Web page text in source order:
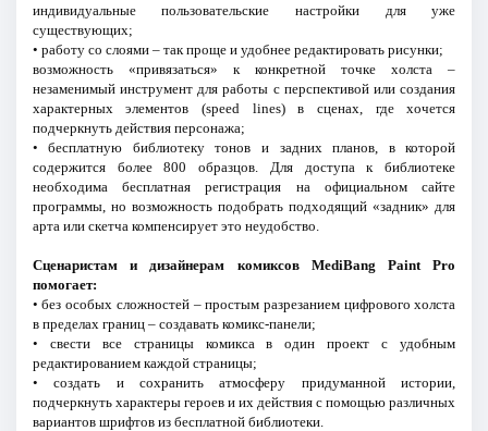
индивидуальные пользовательские настройки для уже
существующих;
• работу со слоями – так проще и удобнее редактировать рисунки;
возможность «привязаться» к конкретной точке холста –
незаменимый инструмент для работы с перспективой или создания
характерных элементов (speed lines) в сценах, где хочется
подчеркнуть действия персонажа;
• бесплатную библиотеку тонов и задних планов, в которой
содержится более 800 образцов. Для доступа к библиотеке
необходима бесплатная регистрация на официальном сайте
программы, но возможность подобрать подходящий «задник» для
арта или скетча компенсирует это неудобство.
Сценаристам и дизайнерам комиксов MediBang Paint Pro
помогает:
• без особых сложностей – простым разрезанием цифрового холста
в пределах границ – создавать комикс-панели;
• свести все страницы комикса в один проект с удобным
редактированием каждой страницы;
• создать и сохранить атмосферу придуманной истории,
подчеркнуть характеры героев и их действия с помощью различных
вариантов шрифтов из бесплатной библиотеки.